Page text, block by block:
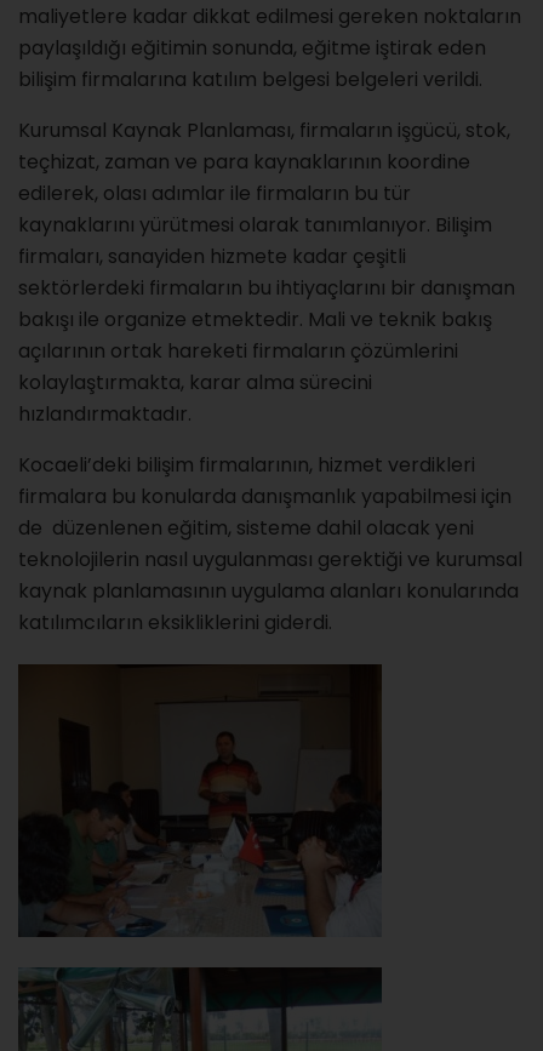
maliyetlere kadar dikkat edilmesi gereken noktaların
paylaşıldığı eğitimin sonunda, eğitme iştirak eden
bilişim firmalarına katılım belgesi belgeleri verildi.
Kurumsal Kaynak Planlaması, firmaların işgücü, stok,
teçhizat, zaman ve para kaynaklarının koordine
edilerek, olası adımlar ile firmaların bu tür
kaynaklarını yürütmesi olarak tanımlanıyor. Bilişim
firmaları, sanayiden hizmete kadar çeşitli
sektörlerdeki firmaların bu ihtiyaçlarını bir danışman
bakışı ile organize etmektedir. Mali ve teknik bakış
açılarının ortak hareketi firmaların çözümlerini
kolaylaştırmakta, karar alma sürecini
hızlandırmaktadır.
Kocaeli’deki bilişim firmalarının, hizmet verdikleri
firmalara bu konularda danışmanlık yapabilmesi için
de düzenlenen eğitim, sisteme dahil olacak yeni
teknolojilerin nasıl uygulanması gerektiği ve kurumsal
kaynak planlamasının uygulama alanları konularında
katılımcıların eksikliklerini giderdi.